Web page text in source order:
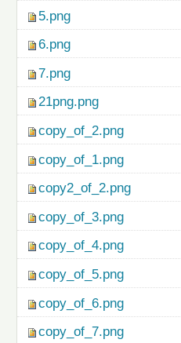
5.png
6.png
7.png
21png.png
copy_of_2.png
copy_of_1.png
copy2_of_2.png
copy_of_3.png
copy_of_4.png
copy_of_5.png
copy_of_6.png
copy_of_7.png